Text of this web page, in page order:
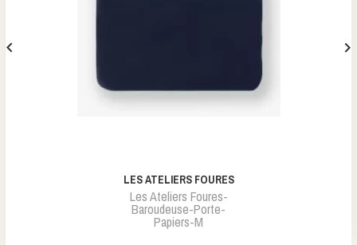
LES ATELIERS FOURES
Les Ateliers Foures-
Baroudeuse-Porte-
Papiers-M
 